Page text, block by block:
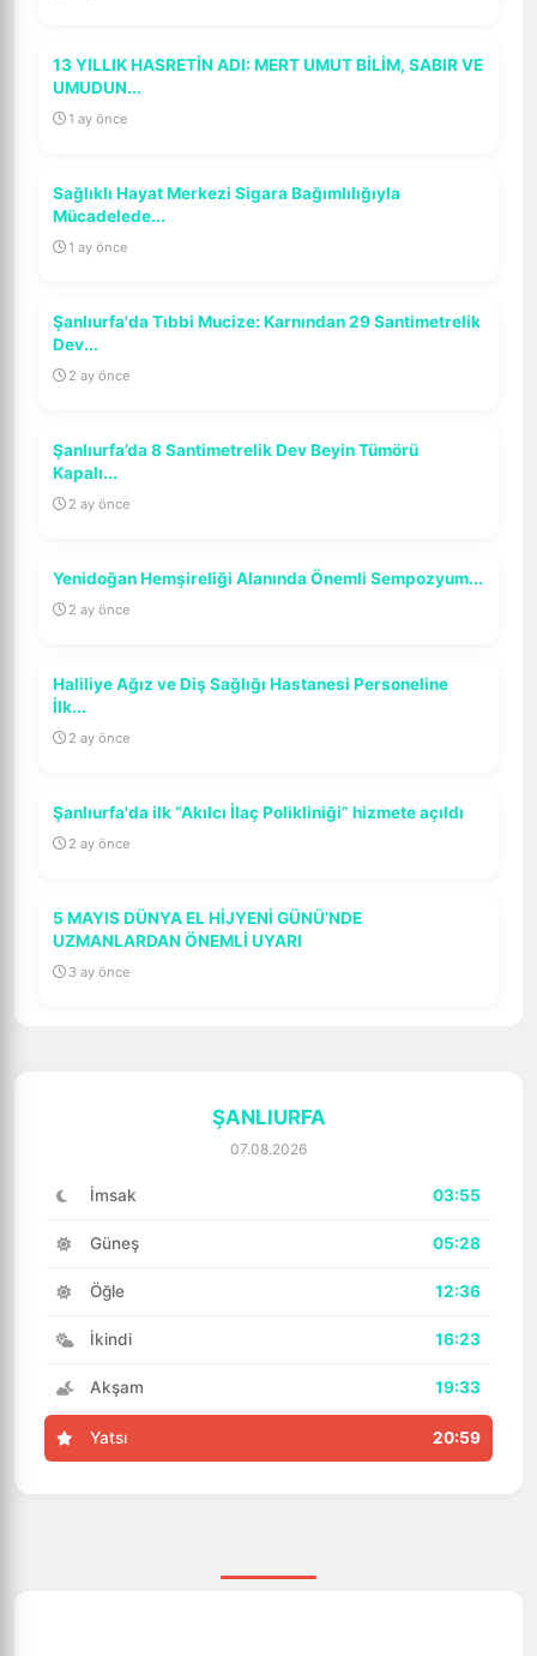
13 YILLIK HASRETİN ADI: MERT UMUT BİLİM, SABIR VE
UMUDUN...
1 ay önce
Sağlıklı Hayat Merkezi Sigara Bağımlılığıyla
Mücadelede...
1 ay önce
Şanlıurfa'da Tıbbi Mucize: Karnından 29 Santimetrelik
Dev...
2 ay önce
Şanlıurfa’da 8 Santimetrelik Dev Beyin Tümörü
Kapalı...
2 ay önce
Yenidoğan Hemşireliği Alanında Önemli Sempozyum...
2 ay önce
Haliliye Ağız ve Diş Sağlığı Hastanesi Personeline
İlk...
2 ay önce
Şanlıurfa'da ilk “Akılcı İlaç Polikliniği” hizmete açıldı
2 ay önce
5 MAYIS DÜNYA EL HİJYENİ GÜNÜ’NDE
UZMANLARDAN ÖNEMLİ UYARI
3 ay önce
ŞANLIURFA
07.08.2026
İmsak 03:55
Güneş 05:28
Öğle 12:36
İkindi 16:23
Akşam 19:33
Yatsı 20:59